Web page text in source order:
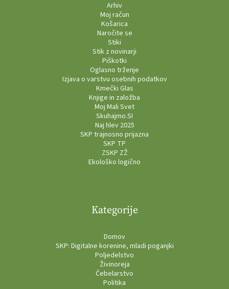
Arhiv
Moj račun
Košarica
Naročite se
Stiki
Stik z novinarji
Piškotki
Oglasno trženje
Izjava o varstvu osebnih podatkov
Kmečki Glas
Knjige in založba
Moj Mali Svet
Skuhajmo.SI
Naj hlev 2025
SKP trajnosno prijazna
SKP TP
ZSKP ZŽ
Ekološko logično
Kategorije
Domov
SKP: Digitalne korenine, mladi poganjki
Poljedelstvo
Živinoreja
Čebelarstvo
Politika